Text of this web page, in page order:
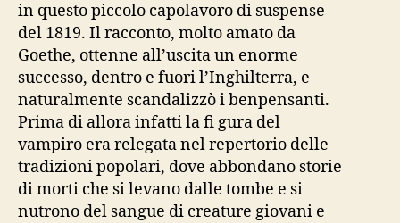
in questo piccolo capolavoro di suspense
del 1819. Il racconto, molto amato da
Goethe, ottenne all’uscita un enorme
successo, dentro e fuori l’Inghilterra, e
naturalmente scandalizzò i benpensanti.
Prima di allora infatti la fi gura del
vampiro era relegata nel repertorio delle
tradizioni popolari, dove abbondano storie
di morti che si levano dalle tombe e si
nutrono del sangue di creature giovani e